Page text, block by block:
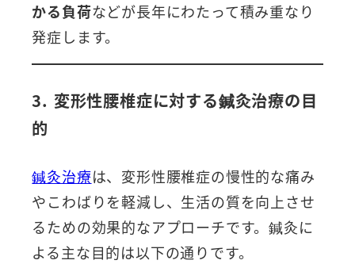
かる負荷などが長年にわたって積み重なり
発症します。
3. 変形性腰椎症に対する鍼灸治療の目
的
鍼灸治療は、変形性腰椎症の慢性的な痛み
やこわばりを軽減し、生活の質を向上させ
るための効果的なアプローチです。鍼灸に
よる主な目的は以下の通りです。